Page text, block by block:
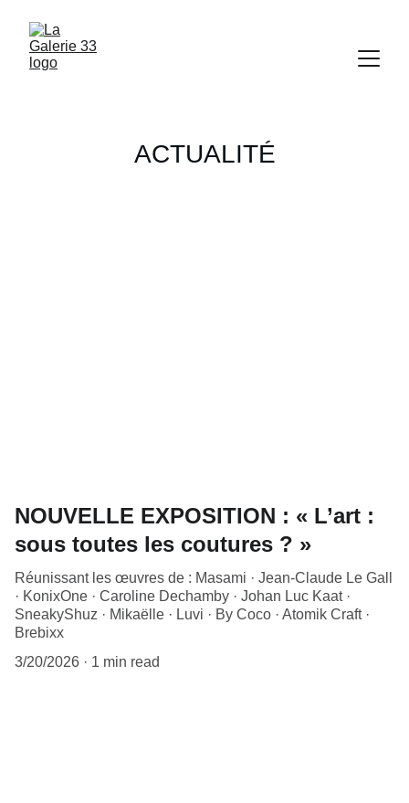
ACTUALITÉ
NOUVELLE EXPOSITION : « L’art :
sous toutes les coutures ? »
Réunissant les œuvres de : Masami · Jean-Claude Le Gall
· KonixOne · Caroline Dechamby · Johan Luc Kaat ·
SneakyShuz · Mikaëlle · Luvi · By Coco · Atomik Craft ·
Brebixx
3/20/2026
1 min read